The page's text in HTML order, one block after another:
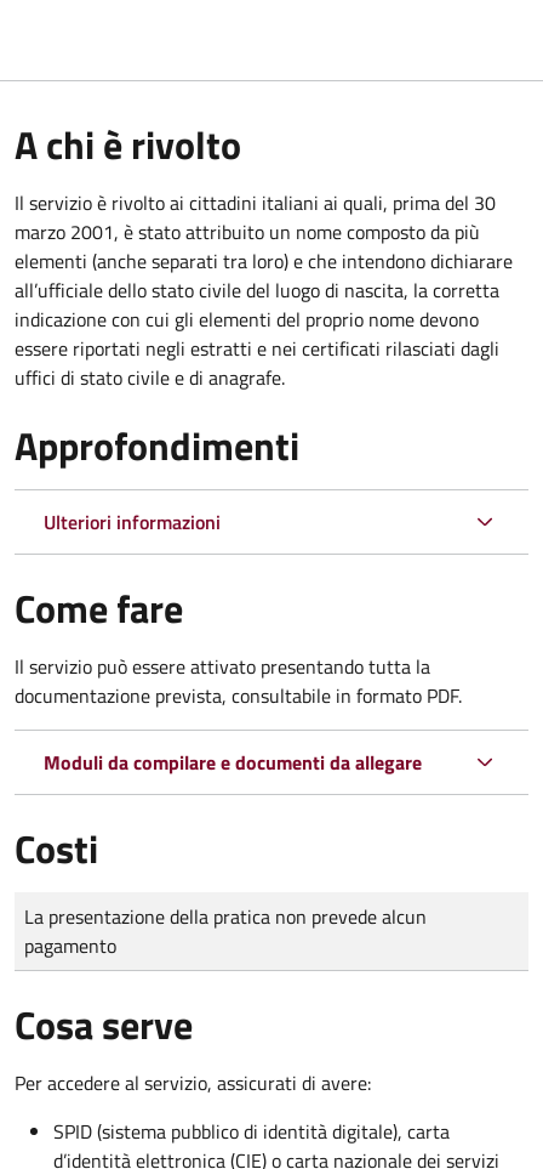
A chi è rivolto
Il servizio è rivolto ai cittadini italiani ai quali, prima del 30
marzo 2001, è stato attribuito un nome composto da più
elementi (anche separati tra loro) e che intendono dichiarare
all’ufficiale dello stato civile del luogo di nascita, la corretta
indicazione con cui gli elementi del proprio nome devono
essere riportati negli estratti e nei certificati rilasciati dagli
uffici di stato civile e di anagrafe.
Approfondimenti
Ulteriori informazioni
Come fare
Il servizio può essere attivato presentando tutta la
documentazione prevista, consultabile in formato PDF.
Moduli da compilare e documenti da allegare
Costi
Tipo di pagamento
Importo
La presentazione della pratica non prevede alcun
pagamento
Cosa serve
Per accedere al servizio, assicurati di avere:
SPID (sistema pubblico di identità digitale), carta
d’identità elettronica (CIE) o carta nazionale dei servizi